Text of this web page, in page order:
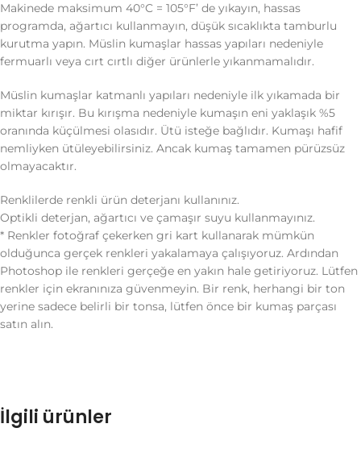
Makinede maksimum 40°C = 105°F’ de yıkayın, hassas
programda, ağartıcı kullanmayın, düşük sıcaklıkta tamburlu
kurutma yapın. Müslin kumaşlar hassas yapıları nedeniyle
fermuarlı veya cırt cırtlı diğer ürünlerle yıkanmamalıdır.
Müslin kumaşlar katmanlı yapıları nedeniyle ilk yıkamada bir
miktar kırışır. Bu kırışma nedeniyle kumaşın eni yaklaşık %5
oranında küçülmesi olasıdır. Ütü isteğe bağlıdır. Kumaşı hafif
nemliyken ütüleyebilirsiniz. Ancak kumaş tamamen pürüzsüz
olmayacaktır.
Renklilerde renkli ürün deterjanı kullanınız.
Optikli deterjan, ağartıcı ve çamaşır suyu kullanmayınız.
* Renkler fotoğraf çekerken gri kart kullanarak mümkün
olduğunca gerçek renkleri yakalamaya çalışıyoruz. Ardından
Photoshop ile renkleri gerçeğe en yakın hale getiriyoruz. Lütfen
renkler için ekranınıza güvenmeyin. Bir renk, herhangi bir ton
yerine sadece belirli bir tonsa, lütfen önce bir kumaş parçası
satın alın.
İlgili ürünler